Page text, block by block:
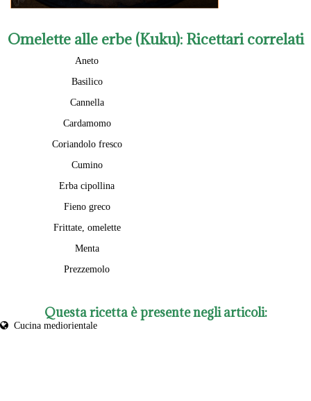
Omelette alle erbe (Kuku): Ricettari correlati
Aneto
Basilico
Cannella
Cardamomo
Coriandolo fresco
Cumino
Erba cipollina
Fieno greco
Frittate, omelette
Menta
Prezzemolo
Questa ricetta è presente negli articoli:
Cucina mediorientale